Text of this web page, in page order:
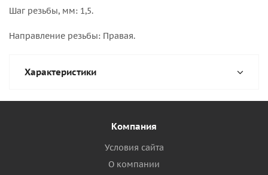
Шаг резьбы, мм: 1,5.
Направление резьбы: Правая.
Характеристики
Компания
Условия сайта
О компании